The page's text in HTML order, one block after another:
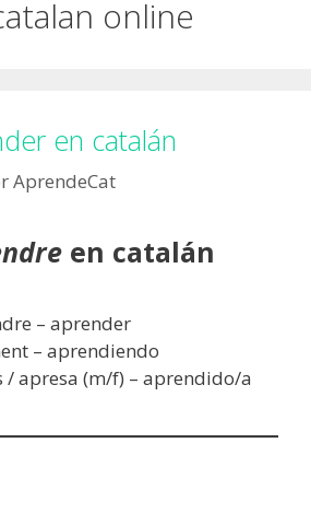
online
en catalán
AprendeCat
en catalán
– aprender
– aprendiendo
/ apresa (m/f) – aprendido/a